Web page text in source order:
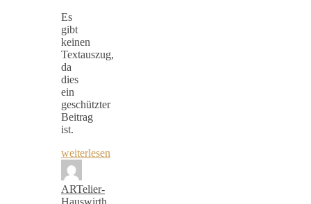
Es
gibt
keinen
Textauszug,
da
dies
ein
geschützter
Beitrag
ist.
weiterlesen
ARTelier-
Hauswirth